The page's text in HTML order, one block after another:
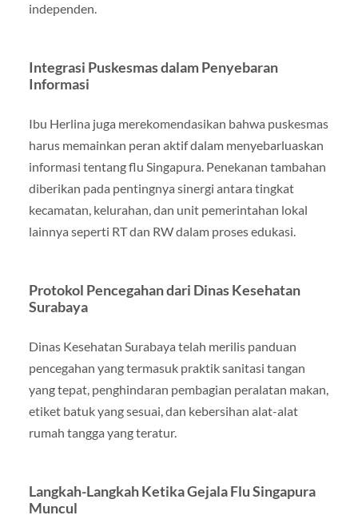
independen.
Integrasi Puskesmas dalam Penyebaran
Informasi
Ibu Herlina juga merekomendasikan bahwa puskesmas
harus memainkan peran aktif dalam menyebarluaskan
informasi tentang flu Singapura. Penekanan tambahan
diberikan pada pentingnya sinergi antara tingkat
kecamatan, kelurahan, dan unit pemerintahan lokal
lainnya seperti RT dan RW dalam proses edukasi.
Protokol Pencegahan dari Dinas Kesehatan
Surabaya
Dinas Kesehatan Surabaya telah merilis panduan
pencegahan yang termasuk praktik sanitasi tangan
yang tepat, penghindaran pembagian peralatan makan,
etiket batuk yang sesuai, dan kebersihan alat-alat
rumah tangga yang teratur.
Langkah-Langkah Ketika Gejala Flu Singapura
Muncul